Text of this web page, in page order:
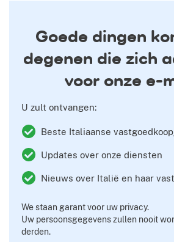
Goede dingen
degenen die zich
voor onze e-
U zult ontvangen:
Beste Italiaanse
Updates over onze diensten
Nieuws over Italië en haar
We staan garant voor uw privacy.
Uw persoonsgegevens zullen nooit
derden.